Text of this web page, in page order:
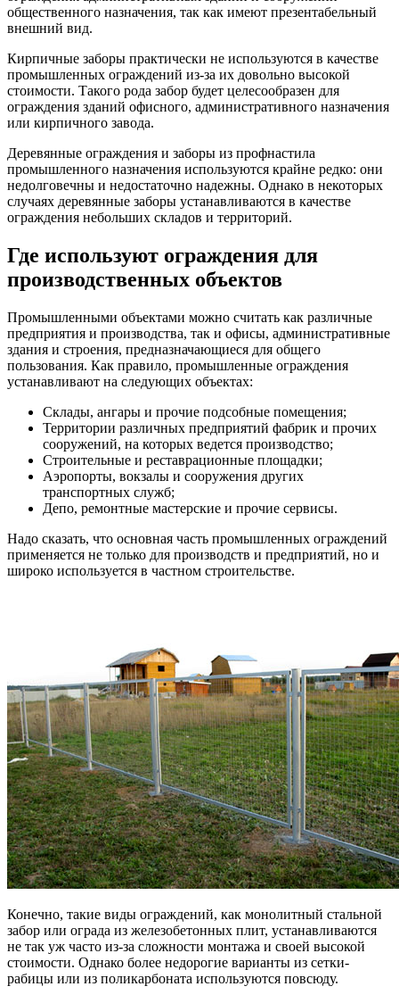
общественного назначения, так как имеют презентабельный
внешний вид.
Кирпичные заборы практически не используются в качестве
промышленных ограждений из-за их довольно высокой
стоимости. Такого рода забор будет целесообразен для
ограждения зданий офисного, административного назначения
или кирпичного завода.
Деревянные ограждения и заборы из профнастила
промышленного назначения используются крайне редко: они
недолговечны и недостаточно надежны. Однако в некоторых
случаях деревянные заборы устанавливаются в качестве
ограждения небольших складов и территорий.
Где используют ограждения для
производственных объектов
Промышленными объектами можно считать как различные
предприятия и производства, так и офисы, административные
здания и строения, предназначающиеся для общего
пользования. Как правило, промышленные ограждения
устанавливают на следующих объектах:
Склады, ангары и прочие подсобные помещения;
Территории различных предприятий фабрик и прочих
сооружений, на которых ведется производство;
Строительные и реставрационные площадки;
Аэропорты, вокзалы и сооружения других
транспортных служб;
Депо, ремонтные мастерские и прочие сервисы.
Надо сказать, что основная часть промышленных ограждений
применяется не только для производств и предприятий, но и
широко используется в частном строительстве.
Конечно, такие виды ограждений, как монолитный стальной
забор или ограда из железобетонных плит, устанавливаются
не так уж часто из-за сложности монтажа и своей высокой
стоимости. Однако более недорогие варианты из сетки-
рабицы или из поликарбоната используются повсюду.